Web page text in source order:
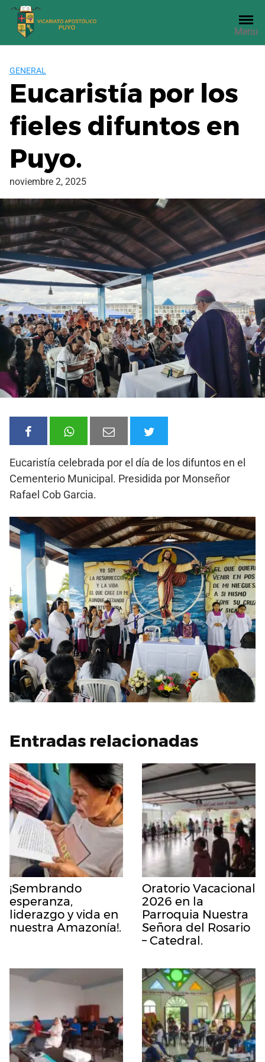
Saltar
contenido
Menu
GENERAL
Eucaristía por los
fieles difuntos en
Puyo.
noviembre 2, 2025
Eucaristía celebrada por el día de los difuntos en el
Cementerio Municipal. Presidida por Monseñor
Rafael Cob Garcia.
Entradas relacionadas
¡Sembrando
esperanza,
liderazgo y vida en
nuestra Amazonía!.
Oratorio Vacacional
2026 en la
Parroquia Nuestra
Señora del Rosario
– Catedral.